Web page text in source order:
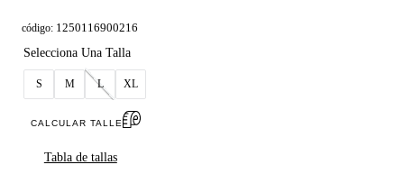
código: 1250116900216
S M L XL
CALCULAR TALLE
Tabla de tallas